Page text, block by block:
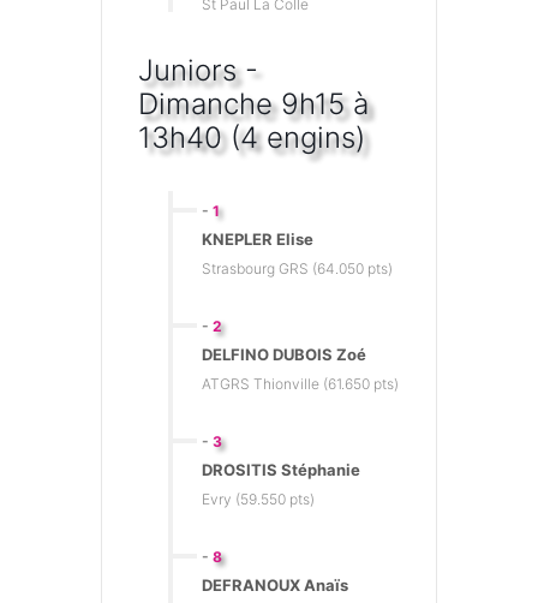
St Paul La Colle
Juniors -
Dimanche 9h15 à
13h40 (4 engins)
- 1
KNEPLER Elise
Strasbourg GRS (64.050 pts)
- 2
DELFINO DUBOIS Zoé
ATGRS Thionville (61.650 pts)
- 3
DROSITIS Stéphanie
Evry (59.550 pts)
- 8
DEFRANOUX Anaïs